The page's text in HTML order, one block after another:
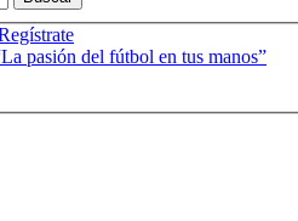
pasión del fútbol en tus manos”